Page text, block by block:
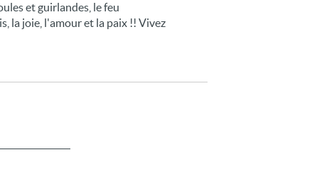
et guirlandes, le feu
la joie, l'amour et la paix !! Vivez